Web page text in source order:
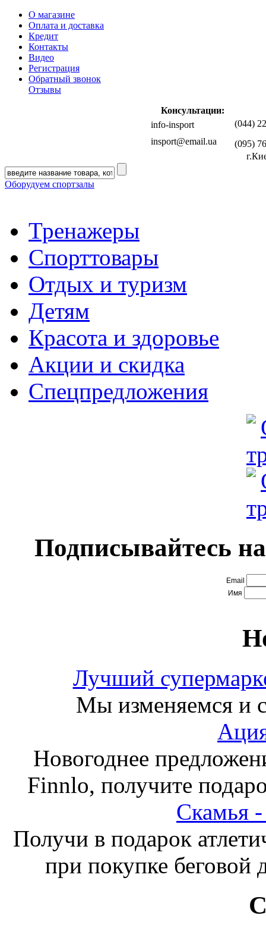
О магазине
Оплата и доставка
Кредит
Контакты
Видео
Регистрация
Обратный звонок
Отзывы
Консультации:
info-insport
(044)
insport@email.ua
(095)
Оборудуем спортзалы
Тренажеры
Спорттовары
Отдых и туризм
Детям
Красота и здоровье
Акции и скидка
Спецпредложения
Подписывайтесь
Email
Имя
Лучший
Мы изменяемся и
Новогоднее
Finnlo, получите
Получи в подарок
при покупке беговой